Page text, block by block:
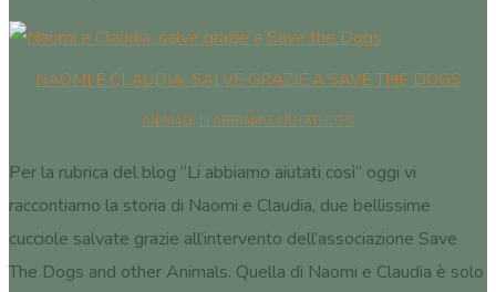
NAOMI E CLAUDIA: SALVE GRAZIE A SAVE THE DOGS
ANIMALI, LI ABBIAMO AIUTATI COSÌ
Per la rubrica del blog “Li abbiamo aiutati così” oggi vi
raccontiamo la storia di Naomi e Claudia, due bellissime
cucciole salvate grazie all’intervento dell’associazione Save
The Dogs and other Animals. Quella di Naomi e Claudia è solo